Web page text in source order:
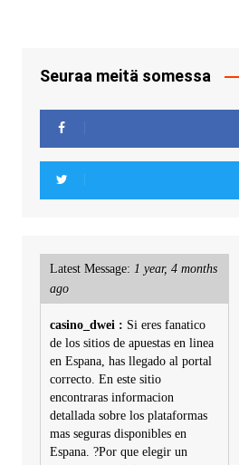
Seuraa meitä somessa
Latest Message: 1 year, 4 months
ago
casino_dwei : Si eres fanatico
de los sitios de apuestas en linea
en Espana, has llegado al portal
correcto. En este sitio
encontraras informacion
detallada sobre los plataformas
mas seguras disponibles en
Espana. ?Por que elegir un